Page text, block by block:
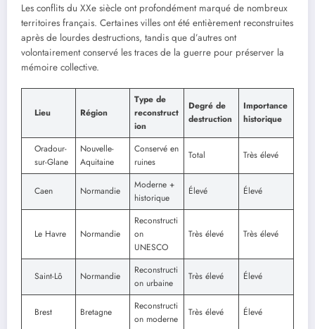
Les conflits du XXe siècle ont profondément marqué de nombreux
territoires français. Certaines villes ont été entièrement reconstruites
après de lourdes destructions, tandis que d’autres ont
volontairement conservé les traces de la guerre pour préserver la
mémoire collective.
Lieu Région
Type de
reconstruct
ion
Degré de
destruction
Importance
historique
Oradour-
sur-Glane
Nouvelle-
Aquitaine
Conservé en
ruines
Total Très élevé
Caen Normandie
Moderne +
historique
Élevé Élevé
Le Havre Normandie
Reconstructi
on
UNESCO
Très élevé Très élevé
Saint-Lô Normandie
Reconstructi
on urbaine
Très élevé Élevé
Brest Bretagne
Reconstructi
on moderne
Très élevé Élevé